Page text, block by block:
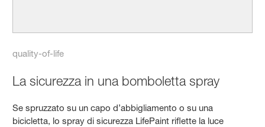
quality-of-life
La sicurezza in una bomboletta spray
Se spruzzato su un capo d’abbigliamento o su una
bicicletta, lo spray di sicurezza LifePaint riflette la luce